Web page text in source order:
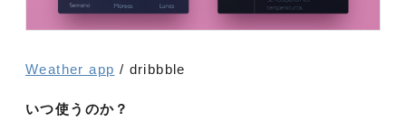
Weather app / dribbble
いつ使うのか？